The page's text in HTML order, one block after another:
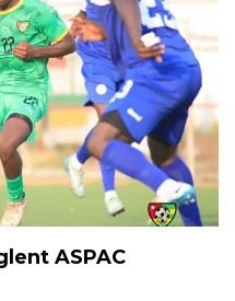
ASPAC